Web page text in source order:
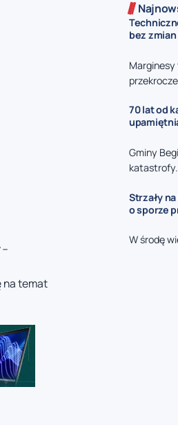
na temat
bez
70 lat od
Gminy
Strzały
o sporze
W środę